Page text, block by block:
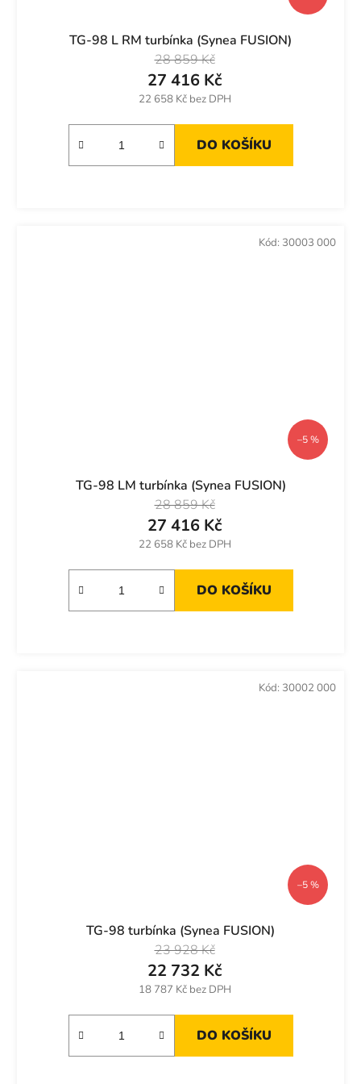
TG-98 L RM turbínka (Synea FUSION)
22 658 Kč bez DPH
27 416 Kč
28 859 Kč
DO KOŠÍKU
–5 %
TG-98 LM turbínka (Synea FUSION)
22 658 Kč bez DPH
27 416 Kč
28 859 Kč
DO KOŠÍKU
Kód: 30003 000
–5 %
TG-98 turbínka (Synea FUSION)
18 787 Kč bez DPH
22 732 Kč
23 928 Kč
DO KOŠÍKU
Kód: 30002 000